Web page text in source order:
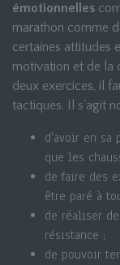
émotionnelles
marathon comme
certaines attitudes
motivation et de la
deux exercices, il
tactiques. Il s'agit
d'avoir en sa
que les
de faire des
être paré à
de réaliser
résistance ;
de pouvoir